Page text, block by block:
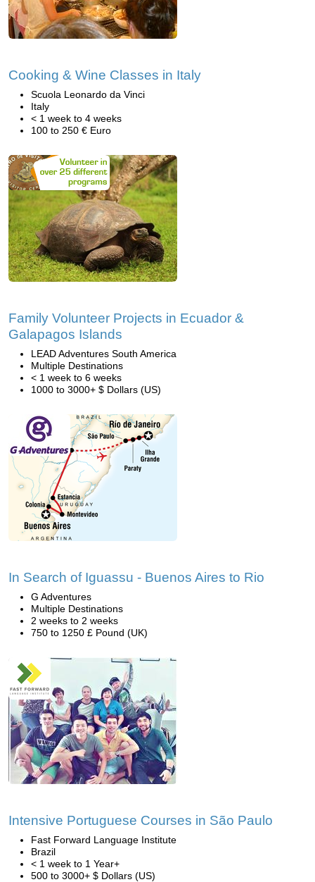
Cooking & Wine Classes in Italy
Scuola Leonardo da Vinci
Italy
< 1 week to 4 weeks
100 to 250 € Euro
Family Volunteer Projects in Ecuador &
Galapagos Islands
LEAD Adventures South America
Multiple Destinations
< 1 week to 6 weeks
1000 to 3000+ $ Dollars (US)
In Search of Iguassu - Buenos Aires to Rio
G Adventures
Multiple Destinations
2 weeks to 2 weeks
750 to 1250 £ Pound (UK)
Intensive Portuguese Courses in São Paulo
Fast Forward Language Institute
Brazil
< 1 week to 1 Year+
500 to 3000+ $ Dollars (US)